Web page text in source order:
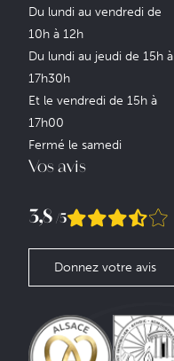
Du lundi au vendredi de
10h à 12h
Du lundi au jeudi de 15h à
17h30h
Et le vendredi de 15h à
17h00
Fermé le samedi
Vos avis
3,8 /5
Donnez votre avis